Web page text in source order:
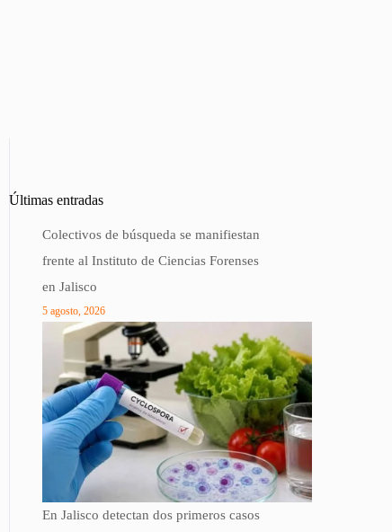
Últimas entradas
Colectivos de búsqueda se manifiestan
frente al Instituto de Ciencias Forenses
en Jalisco
5 agosto, 2026
En Jalisco detectan dos primeros casos